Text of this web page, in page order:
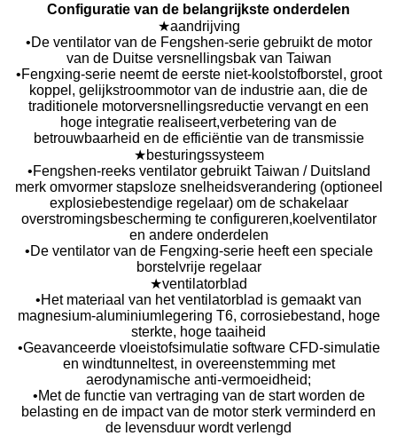
Configuratie van de belangrijkste onderdelen
★aandrijving
•De ventilator van de Fengshen-serie gebruikt de motor
van de Duitse versnellingsbak van Taiwan
•Fengxing-serie neemt de eerste niet-koolstofborstel, groot
koppel, gelijkstroommotor van de industrie aan, die de
traditionele motorversnellingsreductie vervangt en een
hoge integratie realiseert,verbetering van de
betrouwbaarheid en de efficiëntie van de transmissie
★besturingssysteem
•Fengshen-reeks ventilator gebruikt Taiwan / Duitsland
merk omvormer stapsloze snelheidsverandering (optioneel
explosiebestendige regelaar) om de schakelaar
overstromingsbescherming te configureren,koelventilator
en andere onderdelen
•De ventilator van de Fengxing-serie heeft een speciale
borstelvrije regelaar
★ventilatorblad
•Het materiaal van het ventilatorblad is gemaakt van
magnesium-aluminiumlegering T6, corrosiebestand, hoge
sterkte, hoge taaiheid
•Geavanceerde vloeistofsimulatie software CFD-simulatie
en windtunneltest, in overeenstemming met
aerodynamische anti-vermoeidheid;
•Met de functie van vertraging van de start worden de
belasting en de impact van de motor sterk verminderd en
de levensduur wordt verlengd